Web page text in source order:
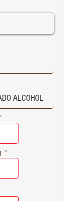
r
e
u
i
d
*r
e
u
r